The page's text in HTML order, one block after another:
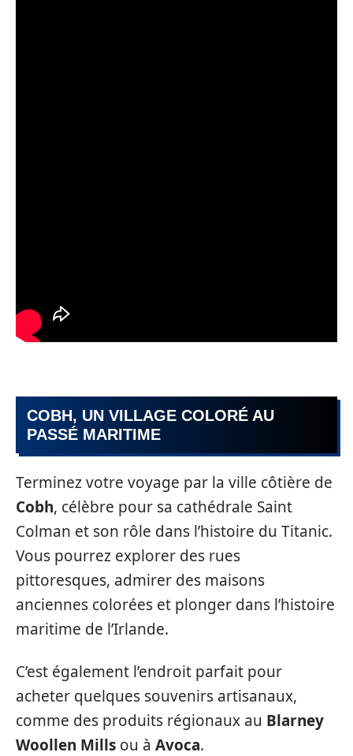
COBH, UN VILLAGE COLORÉ AU
PASSÉ MARITIME
Terminez votre voyage par la ville côtière de
Cobh, célèbre pour sa cathédrale Saint
Colman et son rôle dans l’histoire du Titanic.
Vous pourrez explorer des rues
pittoresques, admirer des maisons
anciennes colorées et plonger dans l’histoire
maritime de l’Irlande.
C’est également l’endroit parfait pour
acheter quelques souvenirs artisanaux,
comme des produits régionaux au Blarney
Woollen Mills ou à Avoca.